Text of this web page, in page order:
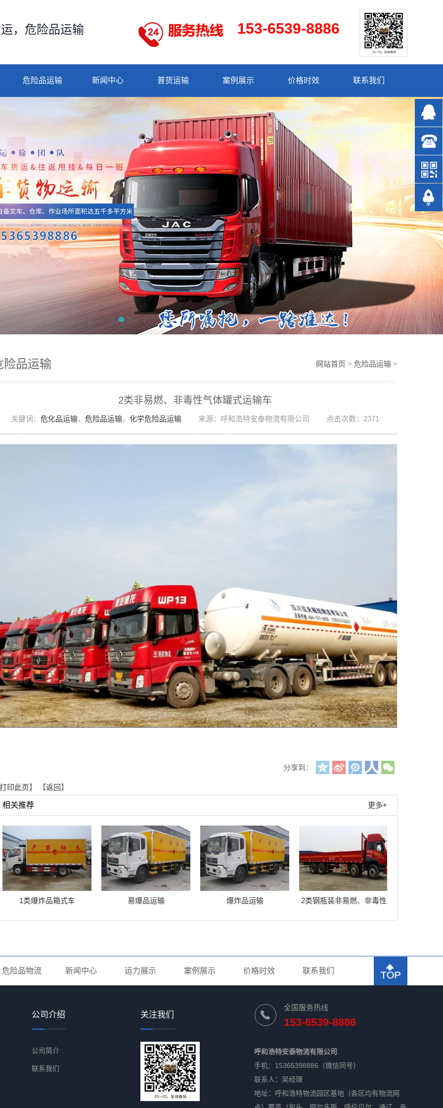
，危险品运输 153-6539-8886
危险品运输 新闻中心 普货运输 案例展示 价格时效 联系我们
险品运输 网站首页 > 危险品运输 >
2类非易燃、非毒性气体罐式运输车
关键词： 危化品运输， 危险品运输， 化学危险品运输 来源：呼和浩特安泰物流有限公司 点击次数：2371
分享到：
打印此页】 【返回 】
相关推荐 更多+
1类爆炸品箱式车 易爆品运输 爆炸品运输 2类钢瓶装非易燃、非毒性
气体运输车
危险品物流 新闻中心 运力展示 案例展示 价格时效 联系我们
公司介绍
公司简介
联系我们
关注我们
全国服务热线
153-6539-8886
呼和浩特安泰物流有限公司
手机：15365398886（微信同号）
联系人：吴经理
地址：呼和浩特物流园区基地（各区均有物流网
153-